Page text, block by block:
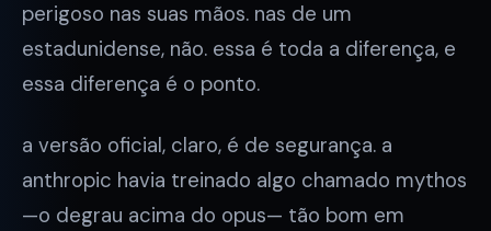
perigoso nas suas mãos. nas de um
estadunidense, não. essa é toda a diferença, e
essa diferença é o ponto.
a versão oficial, claro, é de segurança. a
anthropic havia treinado algo chamado mythos
—o degrau acima do opus— tão bom em